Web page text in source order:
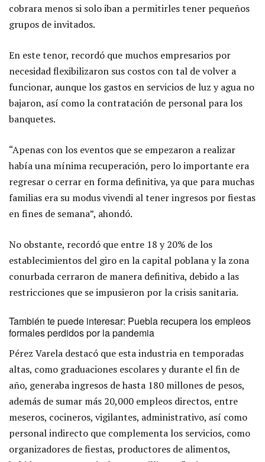
cobrara menos si solo iban a permitirles tener pequeños
grupos de invitados.
En este tenor, recordó que muchos empresarios por
necesidad flexibilizaron sus costos con tal de volver a
funcionar, aunque los gastos en servicios de luz y agua no
bajaron, así como la contratación de personal para los
banquetes.
“Apenas con los eventos que se empezaron a realizar
había una mínima recuperación, pero lo importante era
regresar o cerrar en forma definitiva, ya que para muchas
familias era su modus vivendi al tener ingresos por fiestas
en fines de semana”, ahondó.
No obstante, recordó que entre 18 y 20% de los
establecimientos del giro en la capital poblana y la zona
conurbada cerraron de manera definitiva, debido a las
restricciones que se impusieron por la crisis sanitaria.
También te puede interesar: Puebla recupera los empleos
formales perdidos por la pandemia
Pérez Varela destacó que esta industria en temporadas
altas, como graduaciones escolares y durante el fin de
año, generaba ingresos de hasta 180 millones de pesos,
además de sumar más 20,000 empleos directos, entre
meseros, cocineros, vigilantes, administrativo, así como
personal indirecto que complementa los servicios, como
organizadores de fiestas, productores de alimentos,